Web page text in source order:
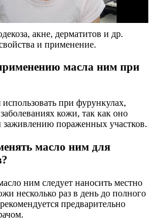
акне, дерматитов и др.
и применение.
масла ним при
при фурункулах,
кожи, так как оно
пораженных участков.
масло ним для
ним следует наносить местно
несколько раз в день до полного
предварительно